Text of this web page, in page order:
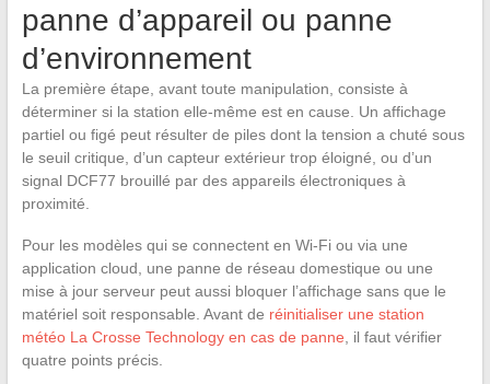
panne d’appareil ou panne
d’environnement
La première étape, avant toute manipulation, consiste à
déterminer si la station elle-même est en cause. Un affichage
partiel ou figé peut résulter de piles dont la tension a chuté sous
le seuil critique, d’un capteur extérieur trop éloigné, ou d’un
signal DCF77 brouillé par des appareils électroniques à
proximité.
Pour les modèles qui se connectent en Wi-Fi ou via une
application cloud, une panne de réseau domestique ou une
mise à jour serveur peut aussi bloquer l’affichage sans que le
matériel soit responsable. Avant de réinitialiser une station
météo La Crosse Technology en cas de panne , il faut vérifier
quatre points précis.